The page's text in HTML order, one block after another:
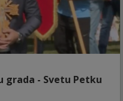
grada - Svetu Petku